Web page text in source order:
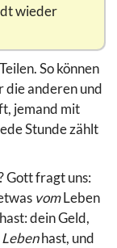
wieder
So können
die anderen und
jemand mit
Stunde zählt
Gott fragt uns:
vomLeben
dein Geld,
Lebenhast, und